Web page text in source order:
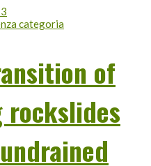
categoria
of